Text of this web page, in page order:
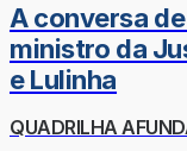
A conversa
ministro da
e Lulinha
QUADRILHA